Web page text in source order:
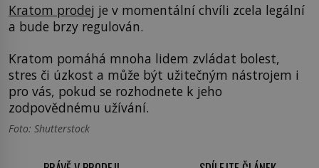
Kratom prodej je v momentální chvíli zcela legální
a bude brzy regulován.
Kratom pomáhá mnoha lidem zvládat bolest,
stres či úzkost a může být užitečným nástrojem i
pro vás, pokud se rozhodnete k jeho
zodpovědnému užívání.
Foto: Shutterstock